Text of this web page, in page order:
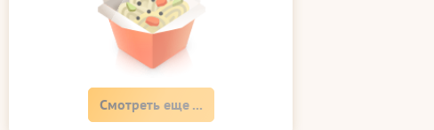
Смотреть еще ...